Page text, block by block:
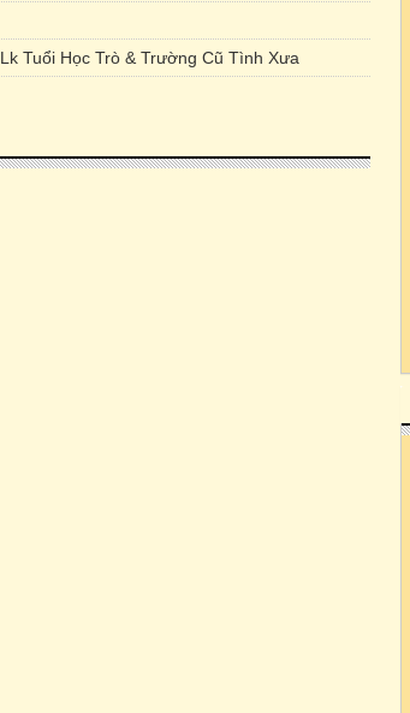
Lk Tuổi Học Trò & Trường Cũ Tình Xưa